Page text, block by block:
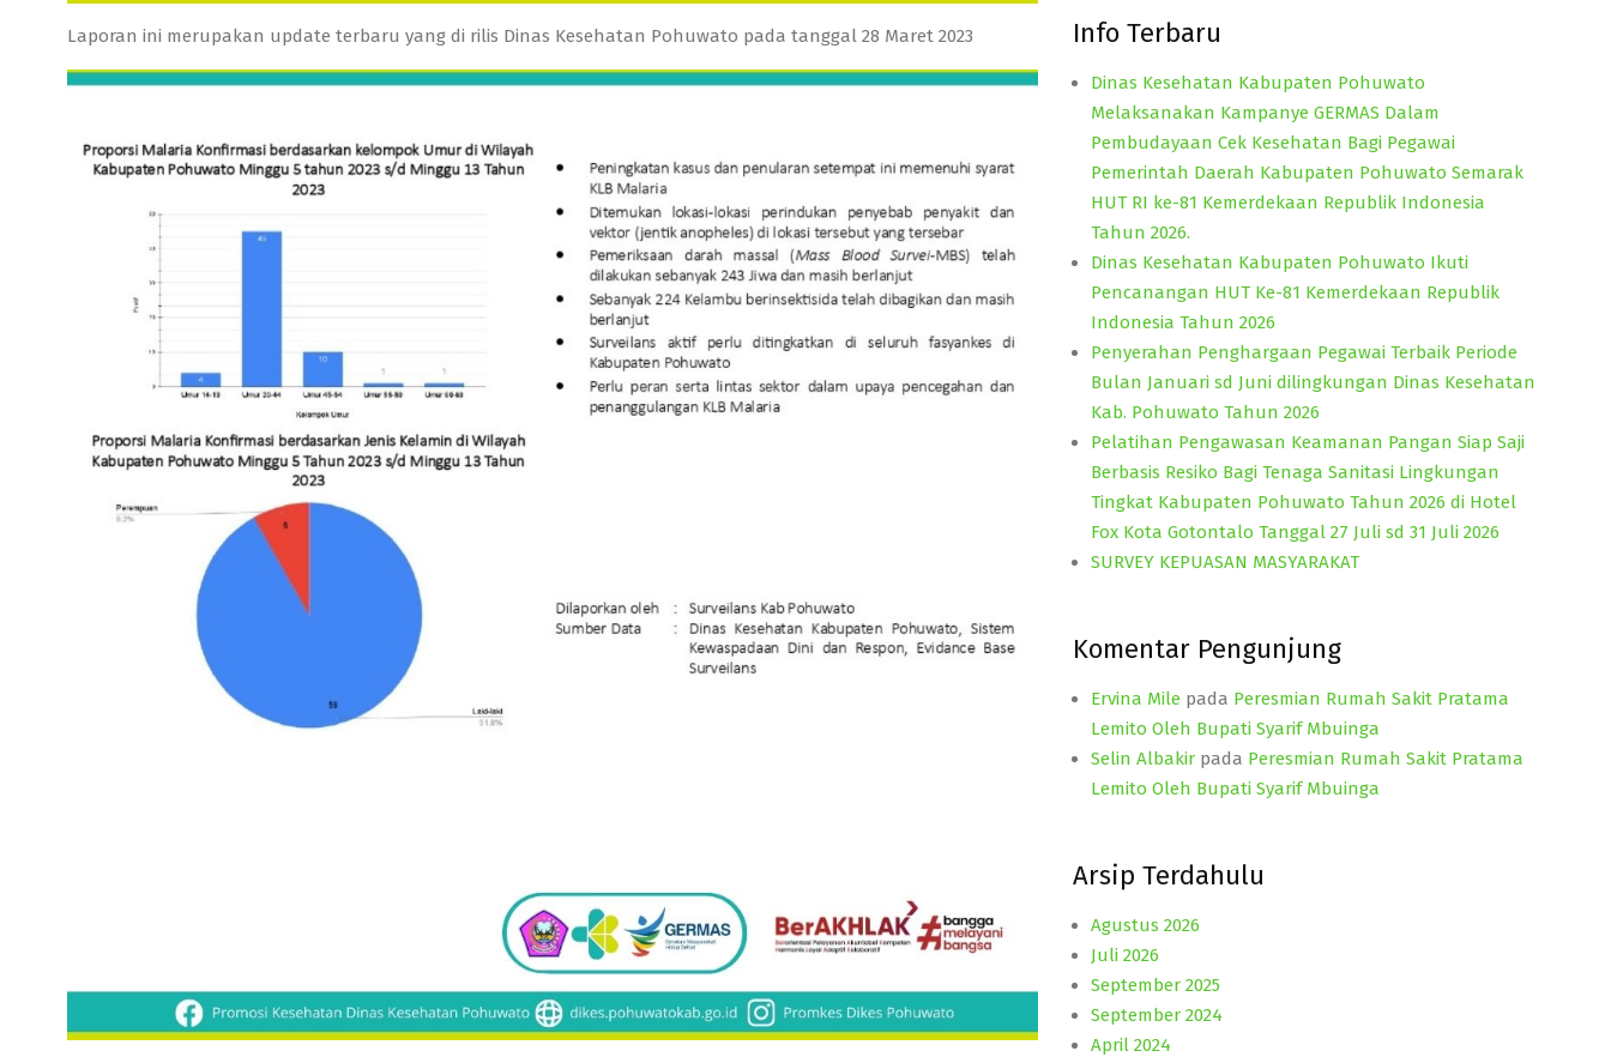
Laporan ini merupakan update terbaru yang di rilis Dinas Kesehatan Pohuwato pada tanggal 28 Maret 2023 Info Terbaru
Dinas Kesehatan Kabupaten Pohuwato
Melaksanakan Kampanye GERMAS Dalam
Pembudayaan Cek Kesehatan Bagi Pegawai
Pemerintah Daerah Kabupaten Pohuwato Semarak
HUT RI ke-81 Kemerdekaan Republik Indonesia
Tahun 2026.
Dinas Kesehatan Kabupaten Pohuwato Ikuti
Pencanangan HUT Ke-81 Kemerdekaan Republik
Indonesia Tahun 2026
Penyerahan Penghargaan Pegawai Terbaik Periode
Bulan Januari sd Juni dilingkungan Dinas Kesehatan
Kab. Pohuwato Tahun 2026
Pelatihan Pengawasan Keamanan Pangan Siap Saji
Berbasis Resiko Bagi Tenaga Sanitasi Lingkungan
Tingkat Kabupaten Pohuwato Tahun 2026 di Hotel
Fox Kota Gotontalo Tanggal 27 Juli sd 31 Juli 2026
SURVEY KEPUASAN MASYARAKAT
Komentar Pengunjung
Ervina Mile pada Peresmian Rumah Sakit Pratama
Lemito Oleh Bupati Syarif Mbuinga
Selin Albakir pada Peresmian Rumah Sakit Pratama
Lemito Oleh Bupati Syarif Mbuinga
Arsip Terdahulu
Agustus 2026
Juli 2026
September 2025
September 2024
April 2024